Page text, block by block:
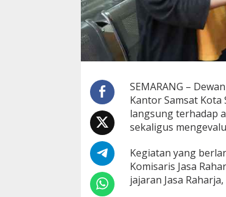
a
n
l
k
d
a
n
E
k
a
SEMARANG –
Kantor Samsat
langsung terhadap
sekaligus
Kegiatan yang
Komisaris Jasa
jajaran Jasa